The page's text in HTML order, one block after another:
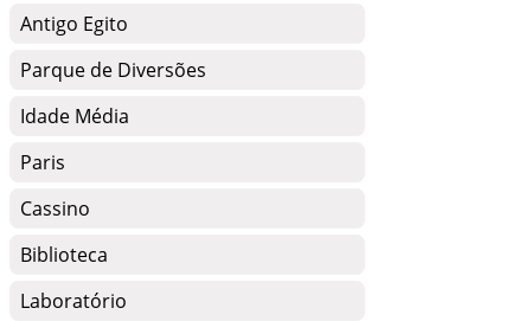
Antigo Egito
Parque de Diversões
Idade Média
Paris
Cassino
Biblioteca
Laboratório